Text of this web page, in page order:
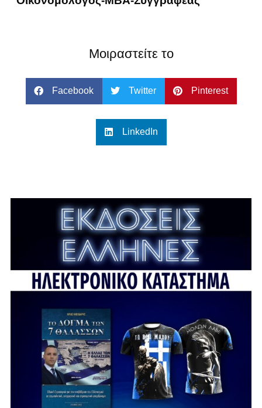
Μοιραστείτε το
Facebook Twitter Pinterest
LinkedIn